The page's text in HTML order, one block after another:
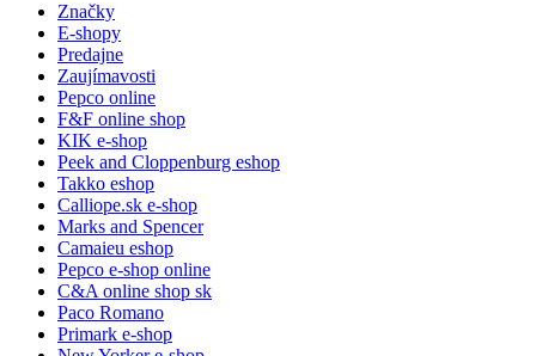
Značky
E-shopy
Predajne
Zaujímavosti
Pepco online
F&F online shop
KIK e-shop
Peek and Cloppenburg eshop
Takko eshop
Calliope.sk e-shop
Marks and Spencer
Camaieu eshop
Pepco e-shop online
C&A online shop sk
Paco Romano
Primark e-shop